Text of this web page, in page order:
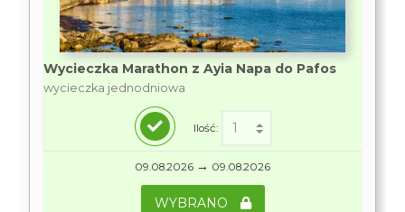
Wycieczka Marathon z Ayia Napa do Pafos
wycieczka jednodniowa
Ilość:
09.08.2026 → 09.08.2026
WYBRANO